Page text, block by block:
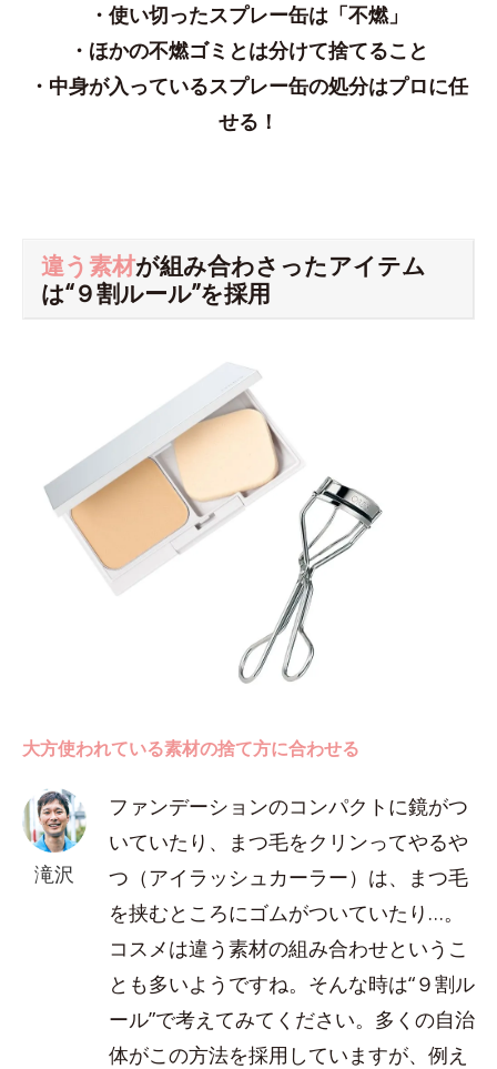
・使い切ったスプレー缶は「不燃」
・ほかの不燃ゴミとは分けて捨てること
・中身が入っているスプレー缶の処分はプロに任
せる！
違う素材が組み合わさったアイテム
は“９割ルール”を採用
大方使われている素材の捨て方に合わせる
滝沢
ファンデーションのコンパクトに鏡がつ
いていたり、まつ毛をクリンってやるや
つ（アイラッシュカーラー）は、まつ毛
を挟むところにゴムがついていたり…。
コスメは違う素材の組み合わせというこ
とも多いようですね。そんな時は“９割ル
ール”で考えてみてください。多くの自治
体がこの方法を採用していますが、例え